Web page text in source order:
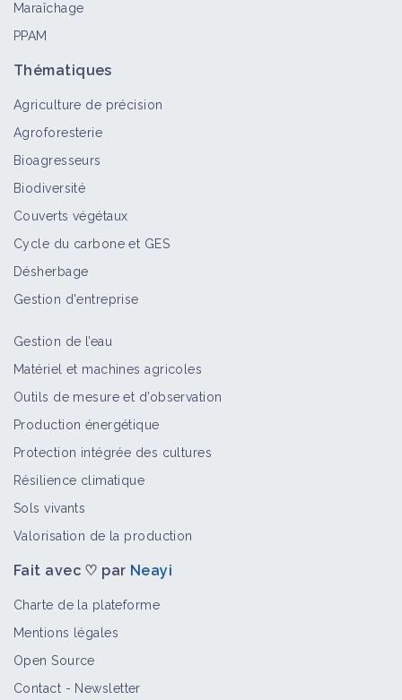
Maraîchage
PPAM
Thématiques
Agriculture de précision
Agroforesterie
Bioagresseurs
Biodiversité
Couverts végétaux
Cycle du carbone et GES
Désherbage
Gestion d'entreprise
Gestion de l’eau
Matériel et machines agricoles
Outils de mesure et d’observation
Production énergétique
Protection intégrée des cultures
Résilience climatique
Sols vivants
Valorisation de la production
Fait avec ♡ par Neayi
Charte de la plateforme
Mentions légales
Open Source
Contact - Newsletter